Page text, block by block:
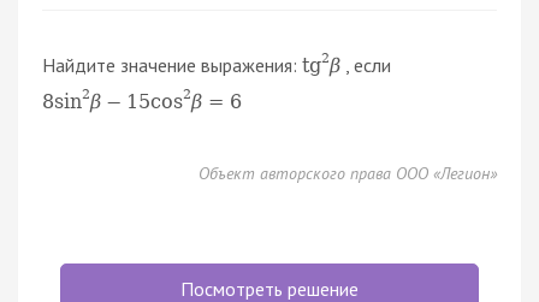
Найдите значение выражения: tg2β , если
8sin2β − 15cos2β = 6
Объект авторского права ООО «Легион»
Посмотреть решение